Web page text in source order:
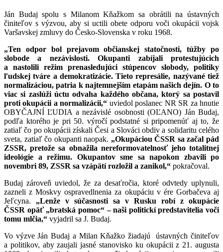
Ján Budaj spolu s Milanom Kňažkom sa obrátili na ústavných
činiteľov s výzvou, aby si uctili obete odporu voči okupácii vojsk
Varšavskej zmluvy do Česko-Slovenska v roku 1968.
„Ten odpor bol prejavom občianskej statočnosti, túžby po
slobode a nezávislosti. Okupanti zabíjali protestujúcich
a nastolili režim prenasledujúci stúpencov slobody, politiky
ľudskej tváre a demokratizácie. Tieto represálie, nazývané tiež
normalizáciou, patria k najtemnejším etapám našich dejín. O to
viac si zaslúži úctu odvaha každého občana, ktorý sa postavil
proti okupácii a normalizácii,“ uviedol poslanec NR SR za hnutie
OBYČAJNÍ ĽUDIA a nezávislé osobnosti (OĽANO) Ján Budaj,
podľa ktorého je pri 50. výročí podstatné si pripomenúť aj to, že
zatiaľ čo po okupácii získali Česi a Slováci obdiv a solidaritu celého
sveta, zatiaľ čo okupanti naopak. „Okupáciou ČSSR sa začal pád
ZSSR, pretože sa obnažila nereformovatelnosť jeho totalitnej
ideológie a režimu. Okupantov sme sa napokon zbavili po
novembri 89, ZSSR sa vzápätí rozložil a zanikol,“ pokračoval.
Budaj zároveň uviedol, že za desaťročia, ktoré odvtedy uplynuli,
zazneli z Moskvy ospravedlnenia za okupáciu v ére Gorbačeva aj
Jeľcyna. „Lenže v súčasnosti sa v Rusku robí z okupácie
ČSSR opäť „bratská pomoc“ – naši politickí predstavitelia voči
tomu mlčia,“ vyjadril sa J. Budaj.
Vo výzve Ján Budaj a Milan Kňažko žiadajú ústavných činiteľov
a politikov, aby zaujali jasné stanovisko ku okupácii z 21. augusta